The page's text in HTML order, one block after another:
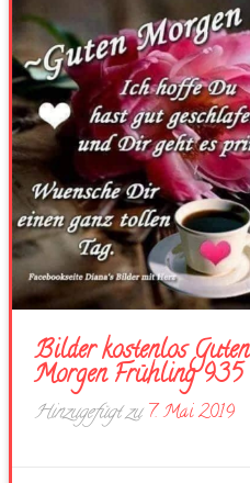
Bilder kostenlos Guten
Morgen Frühling 935
Hinzugefügt zu7. Mai 2019